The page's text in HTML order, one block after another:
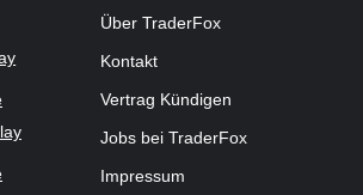
Über TraderFox
Kontakt
Vertrag Kündigen
Jobs bei TraderFox
Impressum